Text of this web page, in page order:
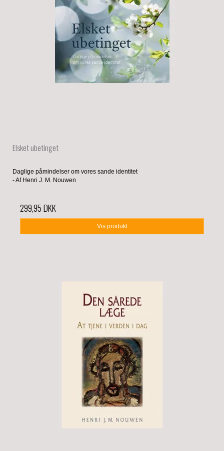
Elsket ubetinget
Daglige påmindelser om vores sande identitet
- Af Henri J. M. Nouwen
299,95 DKK
Vis produkt